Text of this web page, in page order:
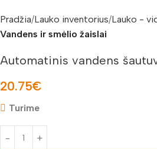
Pradžia Lauko inventorius Lauko -
Vandens ir smėlio žaislai
Automatinis vandens
20.75€
Turime